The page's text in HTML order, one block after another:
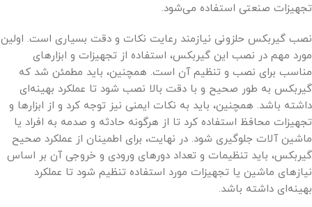
تجهیزات صنعتی استفاده می‌شود.
نصب گیربکس حلزونی نیازمند رعایت نکات و دقت بسیاری است. اولین
مورد مهم در نصب این گیربکس، استفاده از تجهیزات و ابزارهای
مناسب برای نصب و تنظیم آن است. همچنین، باید مطمئن شد که
گیربکس به طور صحیح و با دقت بالا نصب شود تا عملکرد بهینه‌ای
داشته باشد. همچنین، باید به نکات ایمنی نیز توجه کرد و از ابزارها و
تجهیزات محافظ استفاده کرد تا از هرگونه حادثه و صدمه به افراد یا
ماشین آلات جلوگیری شود. در نهایت، برای اطمینان از عملکرد صحیح
گیربکس، باید تنظیمات و تعداد دورهای ورودی و خروجی آن بر اساس
نیازهای ماشین یا تجهیزات مورد استفاده تنظیم شود تا عملکرد
بهینه‌ای داشته باشد.